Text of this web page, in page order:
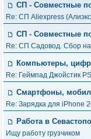
СП - Совместные
Re: СП Aliexpress
СП - Совместные
Re: СП Садовод. Сбор
Компьютеры, цифр.
Re: Геймпад Джoйcтик
Смартфоны,
Re: Зарядка для iPhone
Работа в
Ищу работу грузчиком